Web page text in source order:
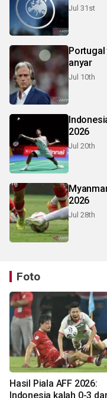
Jul 31st
anyar
Jul 10th
2026
Jul 20th
2026
Jul 28th
Foto
Hasil Piala AFF 2026:
Indonesia kalah 0-3